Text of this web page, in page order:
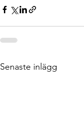
Senaste inlägg